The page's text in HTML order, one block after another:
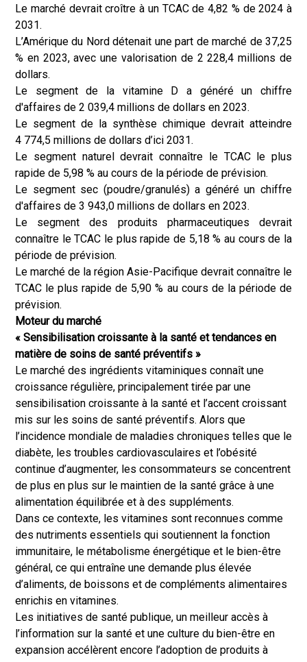
Le marché devrait croître à un TCAC de 4,82 % de 2024 à
2031.
L’Amérique du Nord détenait une part de marché de 37,25
% en 2023, avec une valorisation de 2 228,4 millions de
dollars.
Le segment de la vitamine D a généré un chiffre
d'affaires de 2 039,4 millions de dollars en 2023.
Le segment de la synthèse chimique devrait atteindre
4 774,5 millions de dollars d’ici 2031.
Le segment naturel devrait connaître le TCAC le plus
rapide de 5,98 % au cours de la période de prévision.
Le segment sec (poudre/granulés) a généré un chiffre
d'affaires de 3 943,0 millions de dollars en 2023.
Le segment des produits pharmaceutiques devrait
connaître le TCAC le plus rapide de 5,18 % au cours de la
période de prévision.
Le marché de la région Asie-Pacifique devrait connaître le
TCAC le plus rapide de 5,90 % au cours de la période de
prévision.
Moteur du marché
« Sensibilisation croissante à la santé et tendances en
matière de soins de santé préventifs »
Le marché des ingrédients vitaminiques connaît une
croissance régulière, principalement tirée par une
sensibilisation croissante à la santé et l’accent croissant
mis sur les soins de santé préventifs. Alors que
l’incidence mondiale de maladies chroniques telles que le
diabète, les troubles cardiovasculaires et l’obésité
continue d’augmenter, les consommateurs se concentrent
de plus en plus sur le maintien de la santé grâce à une
alimentation équilibrée et à des suppléments.
Dans ce contexte, les vitamines sont reconnues comme
des nutriments essentiels qui soutiennent la fonction
immunitaire, le métabolisme énergétique et le bien-être
général, ce qui entraîne une demande plus élevée
d’aliments, de boissons et de compléments alimentaires
enrichis en vitamines.
Les initiatives de santé publique, un meilleur accès à
l’information sur la santé et une culture du bien-être en
expansion accélèrent encore l’adoption de produits à